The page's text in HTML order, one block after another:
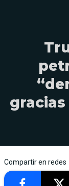
Compartir en redes